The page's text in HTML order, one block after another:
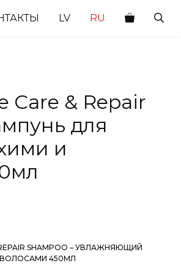
LV RU
Care & Repair
для
и
REPAIR SHAMPOO – УВЛАЖНЯЮЩИЙ
450МЛ